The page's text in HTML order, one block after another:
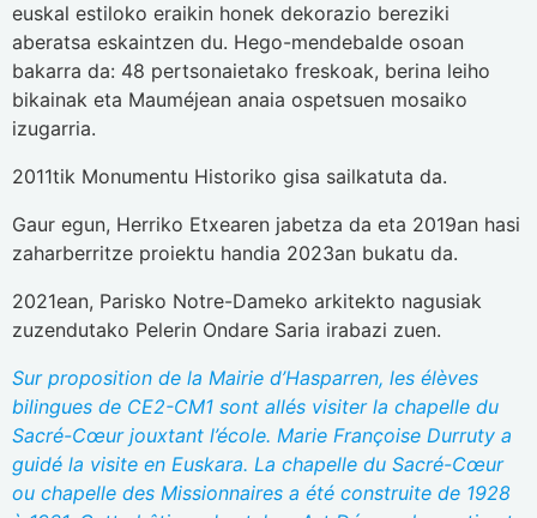
euskal estiloko eraikin honek dekorazio bereziki
aberatsa eskaintzen du. Hego-mendebalde osoan
bakarra da: 48 pertsonaietako freskoak, berina leiho
bikainak eta Mauméjean anaia ospetsuen mosaiko
izugarria.
2011tik Monumentu Historiko gisa sailkatuta da.
Gaur egun, Herriko Etxearen jabetza da eta 2019an hasi
zaharberritze proiektu handia 2023an bukatu da.
2021ean, Parisko Notre-Dameko arkitekto nagusiak
zuzendutako Pelerin Ondare Saria irabazi zuen.
Sur proposition de la Mairie d’Hasparren, les élèves
bilingues de CE2-CM1 sont allés visiter la chapelle du
Sacré-Cœur jouxtant l’école. Marie Françoise Durruty a
guidé la visite en Euskara. La chapelle du Sacré-Cœur
ou chapelle des Missionnaires a été construite de 1928